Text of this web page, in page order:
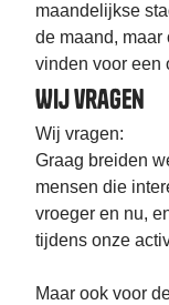
maandelijkse
de maand, maar
vinden voor een
Wij vragen
Wij vragen:
Graag breiden
mensen die
vroeger en nu,
tijdens onze
Maar ook voor